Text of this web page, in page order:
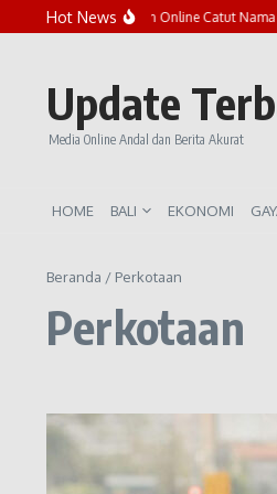
Lewati ke konten
Hot News
Marak Penipuan Online Catut Nama
Update
Media Online Andal dan Berita Akurat
HOME BALI EKONOMI
Beranda / Perkotaan
Perkotaan